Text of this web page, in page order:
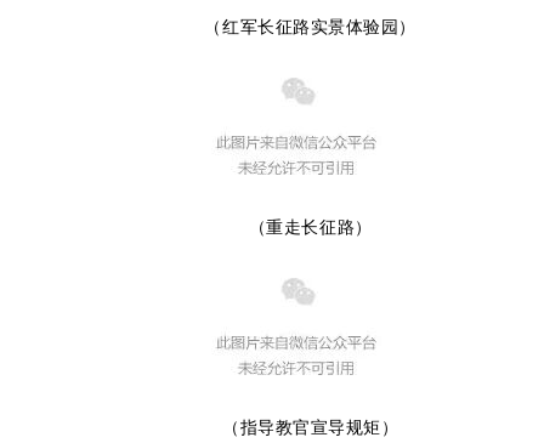
（红军长征路实景体验园）
（重走长征路）
（指导教官宣导规矩）